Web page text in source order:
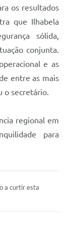
os resultados
que Ilhabela
sólida,
conjunta.
e as
entre as mais
o secretário.
regional em
para
a curtir esta